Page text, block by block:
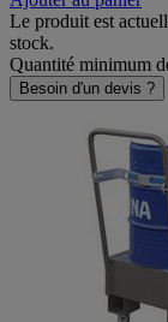
Le produit est
stock.
Quantité minimum
Besoin d'un devis ?